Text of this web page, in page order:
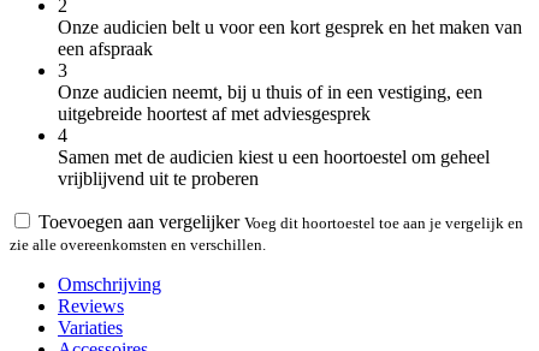
2
Onze audicien belt u voor een kort gesprek en het maken van
een afspraak
3
Onze audicien neemt, bij u thuis of in een vestiging, een
uitgebreide hoortest af met adviesgesprek
4
Samen met de audicien kiest u een hoortoestel om geheel
vrijblijvend uit te proberen
Toevoegen aan vergelijker Voeg dit hoortoestel toe aan je vergelijk en
zie alle overeenkomsten en verschillen.
Omschrijving
Reviews
Variaties